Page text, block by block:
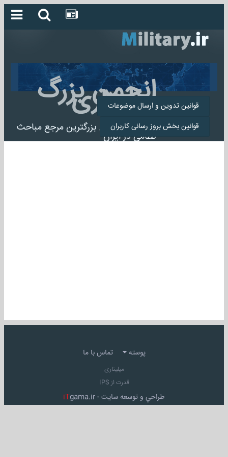
انجمن بزرگ
میلیتاری
انجمن میلیتاری بزرگترین مرجع مباحث
نظامی در ایران
قوانین تدوین و ارسال موضوعات
قوانین بخش بروز رسانی کاربران
پوسته تماس با ما
میلیتاری
قدرت از IPS
طراحي و توسعه سايت - iTgama.ir